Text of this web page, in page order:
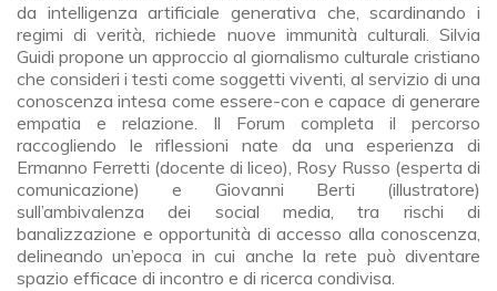
da intelligenza artificiale generativa che, scardinando i
regimi di verità, richiede nuove immunità culturali. Silvia
Guidi propone un approccio al giornalismo culturale cristiano
che consideri i testi come soggetti viventi, al servizio di una
conoscenza intesa come essere-con e capace di generare
empatia e relazione. Il Forum completa il percorso
raccogliendo le riflessioni nate da una esperienza di
Ermanno Ferretti (docente di liceo), Rosy Russo (esperta di
comunicazione) e Giovanni Berti (illustratore)
sull’ambivalenza dei social media, tra rischi di
banalizzazione e opportunità di accesso alla conoscenza,
delineando un’epoca in cui anche la rete può diventare
spazio efficace di incontro e di ricerca condivisa.